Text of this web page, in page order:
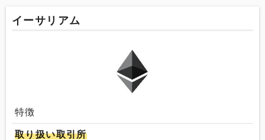
イーサリアム
特徴
取り扱い取引所